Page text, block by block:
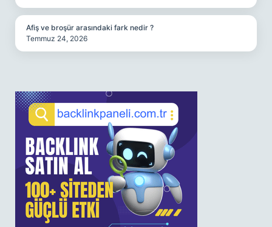
Afiş ve broşür arasındaki fark nedir ?
Temmuz 24, 2026